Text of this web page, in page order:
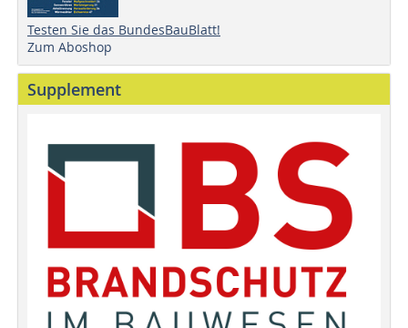
Testen Sie das BundesBauBlatt!
Zum Aboshop
Supplement